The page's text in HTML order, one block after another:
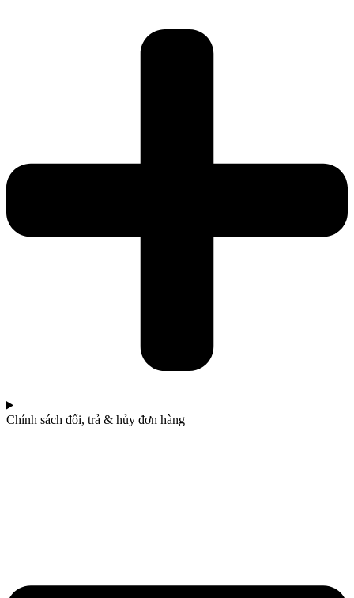
Chính sách đổi, trả & hủy đơn hàng